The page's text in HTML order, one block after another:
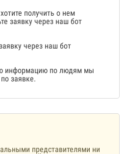
получить о нем
заявку через наш бот
через наш бот
информацию по людям мы
заявке.
представителями ни